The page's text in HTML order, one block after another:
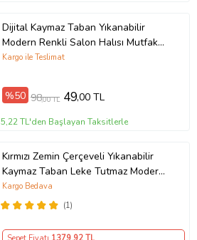
Dijital Kaymaz Taban Yıkanabilir
Modern Renkli Salon Halısı Mutfak
Halısı Yolluk ND-HT-94 (Kahverengi)
Kargo ile Teslimat
%50 98,00 TL 49,00 TL
5,22 TL'den Başlayan Taksitlerle
Kırmızı Zemin Çerçeveli Yıkanabilir
Kaymaz Taban Leke Tutmaz Modern
Salon Halısı ve Yolluk (Koyu Kırmızı)
(1)
Kargo Bedava